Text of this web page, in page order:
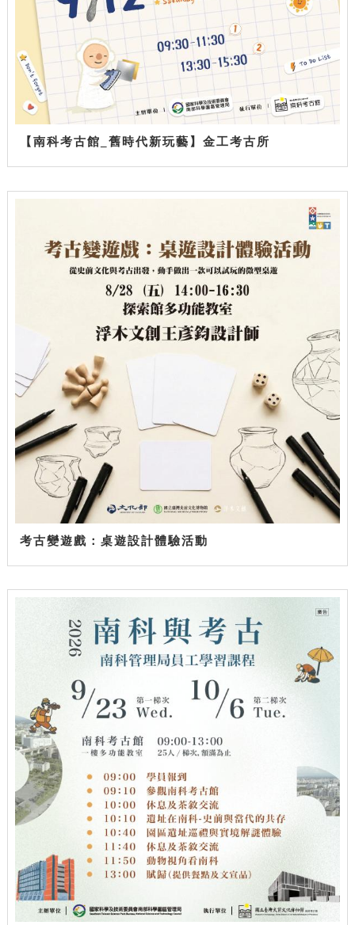
【南科考古館_舊時代新玩藝】金工考古所
考古變遊戲：桌遊設計體驗活動